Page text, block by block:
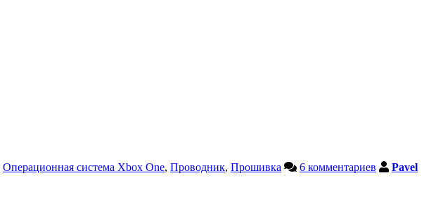
Операционная система Xbox One, Проводник, Прошивка 6 комментариев
Pavel